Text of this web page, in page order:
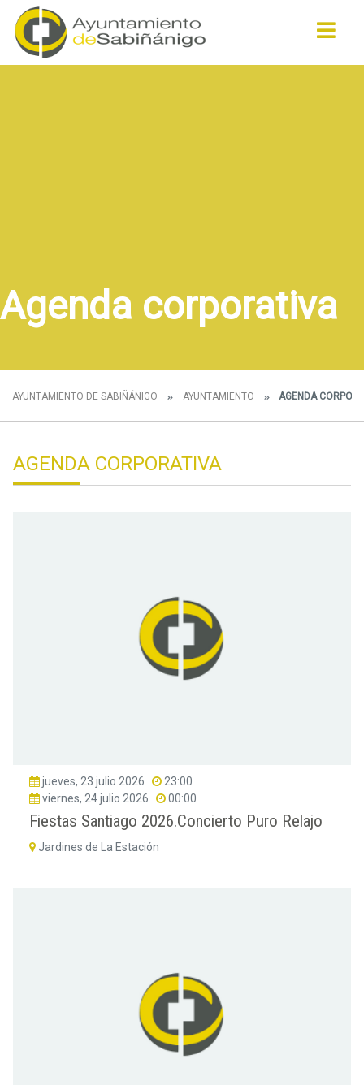
Agenda corporativa
AYUNTAMIENTO DE SABIÑÁNIGO AYUNTAMIENTO AGENDA
AGENDA CORPORATIVA
jueves, 23 julio 2026
23:00
viernes, 24 julio 2026
00:00
Fiestas Santiago 2026.Concierto Puro Relajo
Jardines de La Estación